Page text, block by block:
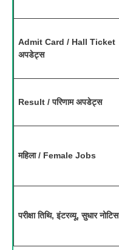
Admit Card / Hall Ticket
अपडेट्स
Result / परिणाम अपडेट्स
महिला / Female Jobs
परीक्षा तिथि, इंटरव्यू, सुधार नोटिस